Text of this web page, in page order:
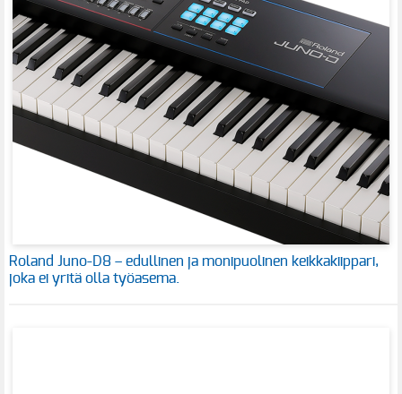
Roland Juno-D8 – edullinen ja monipuolinen keikkakiippari,
joka ei yritä olla työasema.